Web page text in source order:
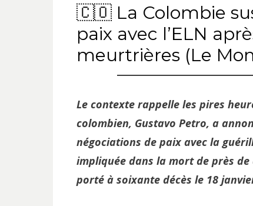
ON
🇨🇴 La Colombie
paix avec l’ELN
meurtrières (Le
Le contexte rappelle les pires
colombien, Gustavo Petro, a
négociations de paix avec la
impliquée dans la mort de près
porté à soixante décès le 18